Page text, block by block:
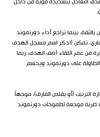
بينما تراجع أداء دورتموند
تمكن (اذكر اسم مسجل الهدف
من عمر اللقاء (صف الهدف: ربما
الطاولة على دورتموند ويحسم
الترتيب (أو يقلص الفارق)، موجهاً
ضربة موجعة لطموحات دورتموند